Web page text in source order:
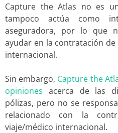
Capture the Atlas no es
tampoco actúa como
aseguradora, por lo que
ayudar en la contratación
internacional.
Sin embargo, Capture the
opiniones acerca de las
pólizas, pero no se
relacionado con la
viaje/médico internacional.